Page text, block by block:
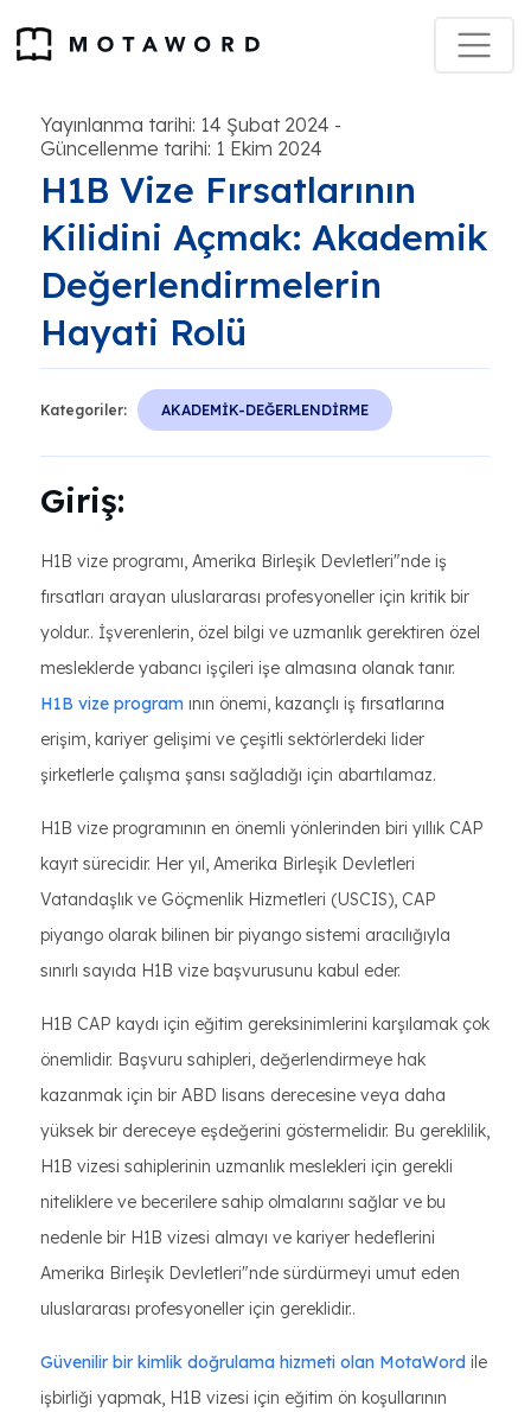
Yayınlanma tarihi: 14 Şubat 2024 -
Güncellenme tarihi: 1 Ekim 2024
H1B Vize Fırsatlarının
Kilidini Açmak: Akademik
Değerlendirmelerin
Hayati Rolü
Kategoriler: AKADEMİK-DEĞERLENDİRME
Giriş:
H1B vize programı, Amerika Birleşik Devletleri"nde iş
fırsatları arayan uluslararası profesyoneller için kritik bir
yoldur.. İşverenlerin, özel bilgi ve uzmanlık gerektiren özel
mesleklerde yabancı işçileri işe almasına olanak tanır.
H1B vize program ının önemi, kazançlı iş fırsatlarına
erişim, kariyer gelişimi ve çeşitli sektörlerdeki lider
şirketlerle çalışma şansı sağladığı için abartılamaz.
H1B vize programının en önemli yönlerinden biri yıllık CAP
kayıt sürecidir. Her yıl, Amerika Birleşik Devletleri
Vatandaşlık ve Göçmenlik Hizmetleri (USCIS), CAP
piyango olarak bilinen bir piyango sistemi aracılığıyla
sınırlı sayıda H1B vize başvurusunu kabul eder.
H1B CAP kaydı için eğitim gereksinimlerini karşılamak çok
önemlidir. Başvuru sahipleri, değerlendirmeye hak
kazanmak için bir ABD lisans derecesine veya daha
yüksek bir dereceye eşdeğerini göstermelidir. Bu gereklilik,
H1B vizesi sahiplerinin uzmanlık meslekleri için gerekli
niteliklere ve becerilere sahip olmalarını sağlar ve bu
nedenle bir H1B vizesi almayı ve kariyer hedeflerini
Amerika Birleşik Devletleri"nde sürdürmeyi umut eden
uluslararası profesyoneller için gereklidir..
Güvenilir bir kimlik doğrulama hizmeti olan MotaWord ile
işbirliği yapmak, H1B vizesi için eğitim ön koşullarının